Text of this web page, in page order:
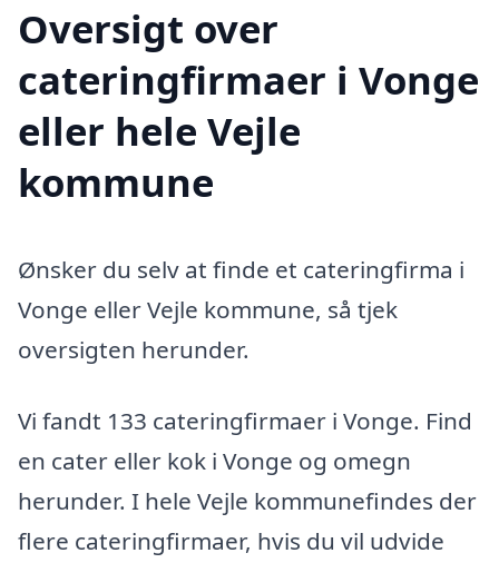
Oversigt over
cateringfirmaer i Vonge
eller hele Vejle
kommune
Ønsker du selv at finde et cateringfirma i
Vonge eller Vejle kommune, så tjek
oversigten herunder.
Vi fandt 133 cateringfirmaer i Vonge. Find
en cater eller kok i Vonge og omegn
herunder. I hele Vejle kommunefindes der
flere cateringfirmaer, hvis du vil udvide